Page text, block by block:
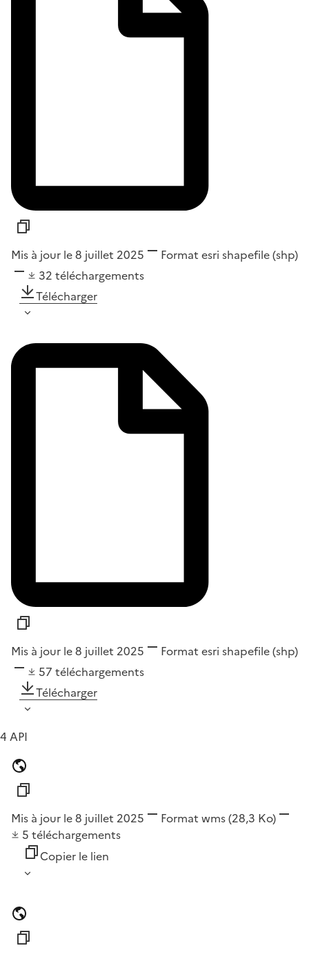
Mis à jour le 8 juillet 2025 Format esri shapefile (shp)
32 téléchargements
Télécharger
Mis à jour le 8 juillet 2025 Format esri shapefile (shp)
57 téléchargements
Télécharger
4 API
Mis à jour le 8 juillet 2025 Format wms(28,3 Ko)
5 téléchargements
Copier le lien